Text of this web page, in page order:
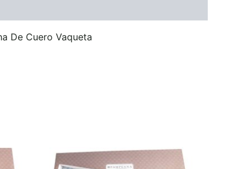
De Cuero Vaqueta